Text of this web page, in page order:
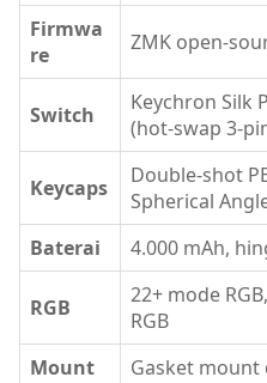
Firmwa
re
ZMK open-
Switch
Keychron Silk
(hot-swap 3-
Keycaps
Double-shot
Spherical
Baterai
4.000 mAh,
RGB
22+ mode
RGB
Mount
Gasket mount